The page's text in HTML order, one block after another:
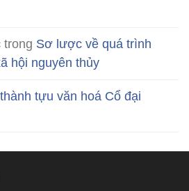
trong Sơ lược về quá trình
hội nguyên thủy
tựu văn hoá Cổ đại